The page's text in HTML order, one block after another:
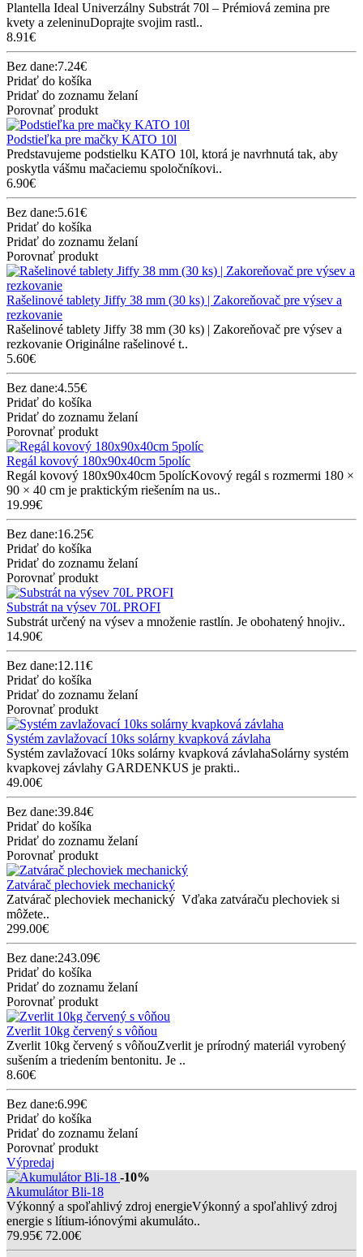
Plantella Ideal Univerzálny Substrát 70l – Prémiová zemina pre
kvety a zeleninuDoprajte svojim rastl..
8.91€
Bez dane:7.24€
Pridať do košíka
Pridať do zoznamu želaní
Porovnať produkt
Podstieľka pre mačky KATO 10l
Predstavujeme podstielku KATO 10l, ktorá je navrhnutá tak, aby
poskytla vášmu mačaciemu spoločníkovi..
6.90€
Bez dane:5.61€
Pridať do košíka
Pridať do zoznamu želaní
Porovnať produkt
Rašelinové tablety Jiffy 38 mm (30 ks) | Zakoreňovač pre výsev a
rezkovanie
Rašelinové tablety Jiffy 38 mm (30 ks) | Zakoreňovač pre výsev a
rezkovanie Originálne rašelinové t..
5.60€
Bez dane:4.55€
Pridať do košíka
Pridať do zoznamu želaní
Porovnať produkt
Regál kovový 180x90x40cm 5políc
Regál kovový 180x90x40cm 5polícKovový regál s rozmermi 180 ×
90 × 40 cm je praktickým riešením na us..
19.99€
Bez dane:16.25€
Pridať do košíka
Pridať do zoznamu želaní
Porovnať produkt
Substrát na výsev 70L PROFI
Substrát určený na výsev a množenie rastlín. Je obohatený hnojiv..
14.90€
Bez dane:12.11€
Pridať do košíka
Pridať do zoznamu želaní
Porovnať produkt
Systém zavlažovací 10ks solárny kvapková závlaha
Systém zavlažovací 10ks solárny kvapková závlahaSolárny systém
kvapkovej závlahy GARDENKUS je prakti..
49.00€
Bez dane:39.84€
Pridať do košíka
Pridať do zoznamu želaní
Porovnať produkt
Zatvárač plechoviek mechanický
Zatvárač plechoviek mechanický Vďaka zatváraču plechoviek si
môžete..
299.00€
Bez dane:243.09€
Pridať do košíka
Pridať do zoznamu želaní
Porovnať produkt
Zverlit 10kg červený s vôňou
Zverlit 10kg červený s vôňouZverlit je prírodný materiál vyrobený
sušením a triedením bentonitu. Je ..
8.60€
Bez dane:6.99€
Pridať do košíka
Pridať do zoznamu želaní
Porovnať produkt
Výpredaj
-10%
Akumulátor Bli-18
Výkonný a spoľahlivý zdroj energieVýkonný a spoľahlivý zdroj
energie s lítium-iónovými akumuláto..
79.95€ 72.00€